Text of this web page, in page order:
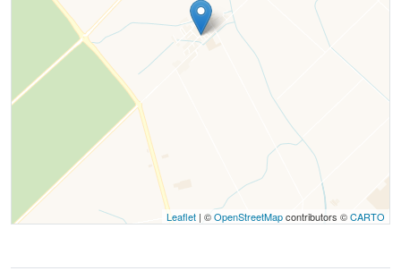
Leaflet | ©OpenStreetMapcontributors ©CARTO